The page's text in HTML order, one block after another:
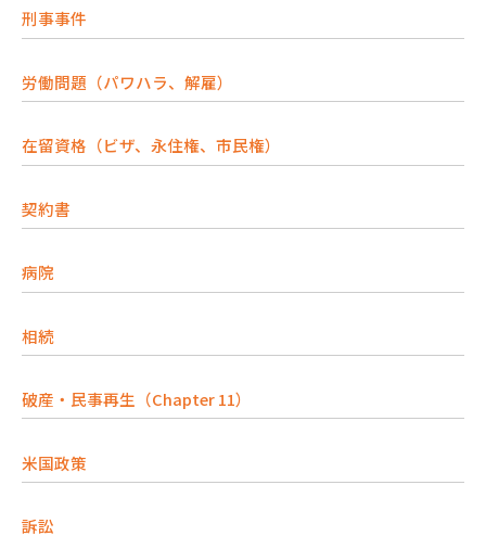
刑事事件
労働問題（パワハラ、解雇）
在留資格（ビザ、永住権、市民権）
契約書
病院
相続
破産・民事再生（Chapter 11）
米国政策
訴訟